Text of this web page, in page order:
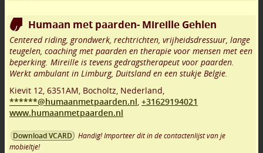
Humaan met paarden- Mireille Gehlen
Centered riding, grondwerk, rechtrichten, vrijheidsdressuur, lange
teugelen, coaching met paarden en therapie voor mensen met een
beperking. Mireille is tevens gedragstherapeut voor paarden.
Werkt ambulant in Limburg, Duitsland en een stukje Belgie.
Kievit 12, 6351AM, Bocholtz, Nederland,
******@humaanmetpaarden.nl, +31629194021
www.humaanmetpaarden.nl
Download VCARD
Handig! Importeer dit in de contactenlijst van je
mobieltje!